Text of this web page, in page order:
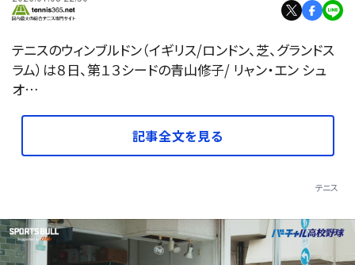
テニスのウィンブルドン（イギリス/ロンドン、芝、グランドス
ラム）は８日、第１３シードの青山修子/ リャン・エン シュ
オ…
記事全文を見る
テニス